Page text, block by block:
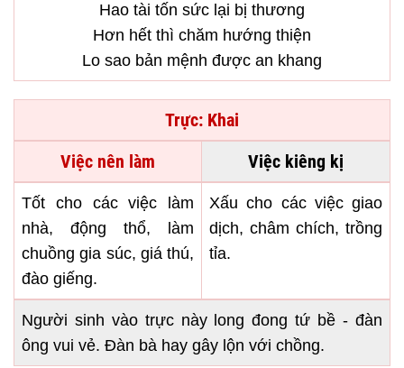
Hao tài tốn sức lại bị thương
Hơn hết thì chăm hướng thiện
Lo sao bản mệnh được an khang
Trực: Khai
Việc nên làm
Việc kiêng kị
Tốt cho các việc làm
nhà, động thổ, làm
chuồng gia súc, giá thú,
đào giếng.
Xấu cho các việc giao
dịch, châm chích, trồng
tỉa.
Người sinh vào trực này long đong tứ bề - đàn
ông vui vẻ. Đàn bà hay gây lộn với chồng.